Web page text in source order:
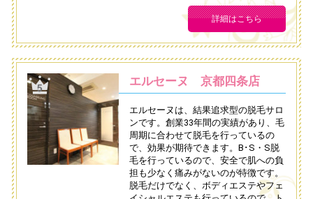
詳細はこちら
エルセーヌ 京都四条店
エルセーヌは、結果追求型の脱毛サロ
ンです。創業33年間の実績があり、毛
周期に合わせて脱毛を行っているの
で、効果が期待できます。B･S・S脱
毛を行っているので、安全で肌への負
担も少なく痛みがないのが特徴です。
脱毛だけでなく、ボディエステやフェ